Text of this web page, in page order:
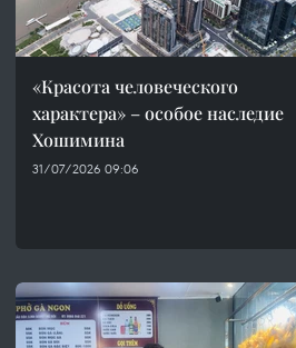
«Красота человеческого
характера» – особое наследие
Хошимина
31/07/2026 09:06